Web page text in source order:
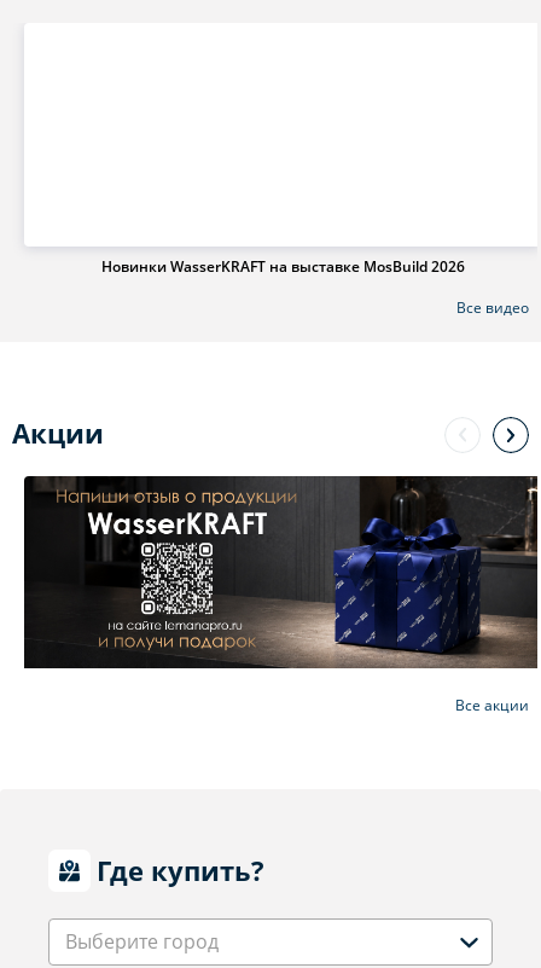
Новинки WasserKRAFT на выставке MosBuild 2026
Все видео
Акции
Все акции
Где купить?
Выберите город